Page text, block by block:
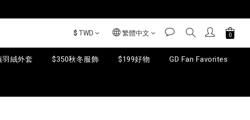
$ TWD 繁體中文
羽絨外套 $350秋冬服飾 $199好物 GD Fan Favorites